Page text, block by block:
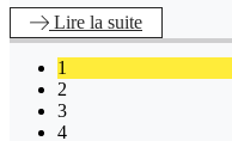
Lire la suite
1
2
3
4